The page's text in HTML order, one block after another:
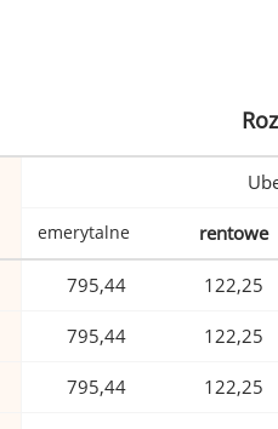
emerytalne rentowe
795,44 122,25
795,44 122,25
795,44 122,25